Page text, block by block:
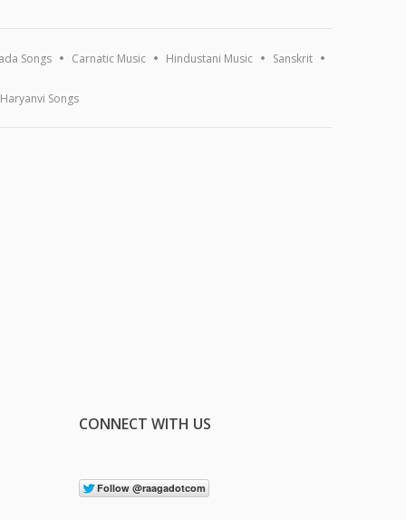
Songs Carnatic Music Hindustani Music Sanskrit
Haryanvi Songs
CONNECT WITH US